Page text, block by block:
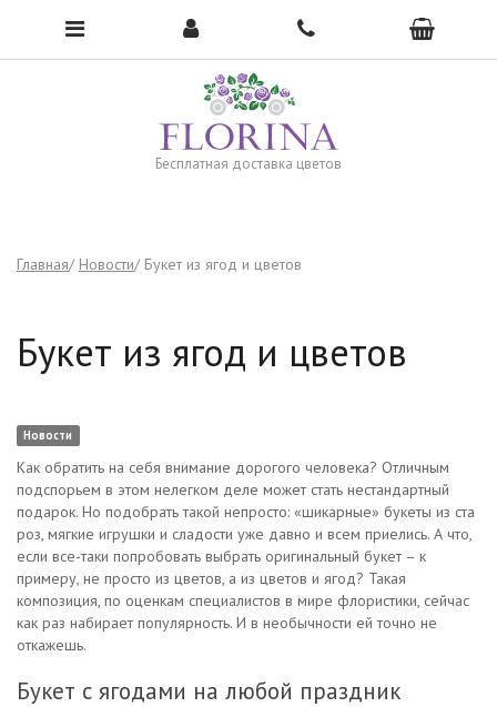
Бесплатная доставка цветов
Чтобы открыть меню, нажмите сюда →
Главная Новости Букет из ягод и цветов
Букет из ягод и цветов
Новости
Как обратить на себя внимание дорогого человека? Отличным
подспорьем в этом нелегком деле может стать нестандартный
подарок. Но подобрать такой непросто: «шикарные» букеты из ста
роз, мягкие игрушки и сладости уже давно и всем приелись. А что,
если все-таки попробовать выбрать оригинальный букет – к
примеру, не просто из цветов, а из цветов и ягод? Такая
композиция, по оценкам специалистов в мире флористики, сейчас
как раз набирает популярность. И в необычности ей точно не
откажешь.
Букет с ягодами на любой праздник